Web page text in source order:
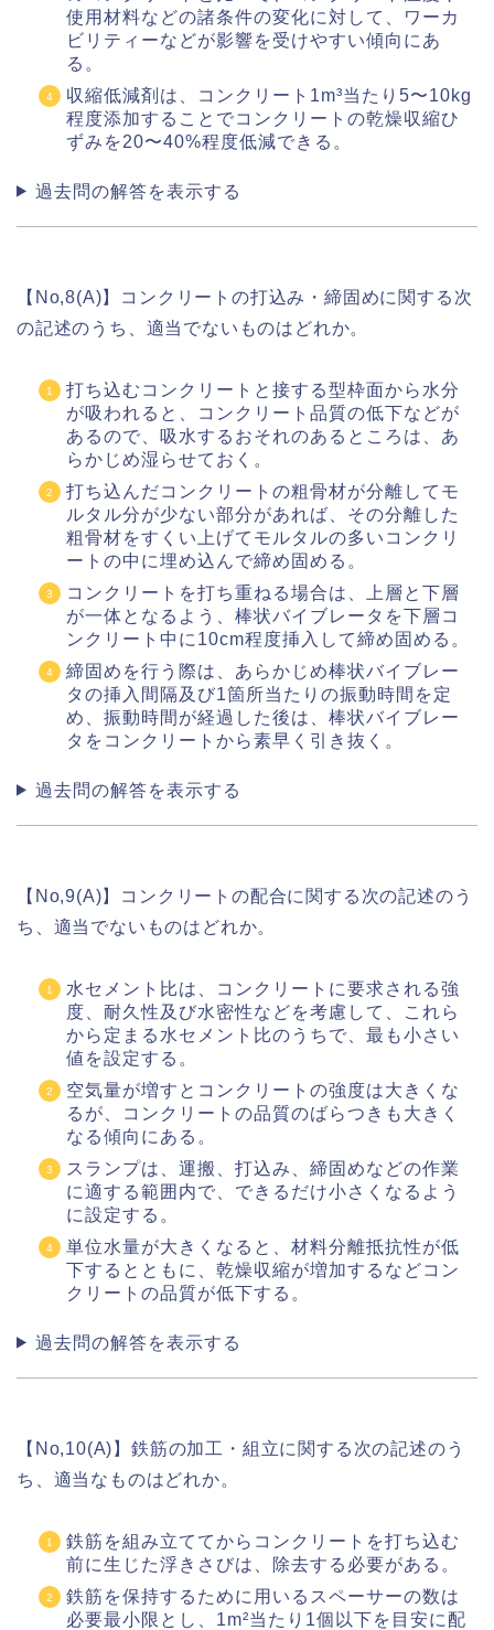
使用材料などの諸条件の変化に対して、ワーカ
ビリティーなどが影響を受けやすい傾向にあ
る。
収縮低減剤は、コンクリート1m³当たり5〜10kg
程度添加することでコンクリートの乾燥収縮ひ
ずみを20〜40%程度低減できる。
過去問の解答を表示する
【No,8(A)】コンクリートの打込み・締固めに関する次
の記述のうち、適当でないものはどれか。
打ち込むコンクリートと接する型枠面から水分
が吸われると、コンクリート品質の低下などが
あるので、吸水するおそれのあるところは、あ
らかじめ湿らせておく。
打ち込んだコンクリートの粗骨材が分離してモ
ルタル分が少ない部分があれば、その分離した
粗骨材をすくい上げてモルタルの多いコンクリ
ートの中に埋め込んで締め固める。
コンクリートを打ち重ねる場合は、上層と下層
が一体となるよう、棒状バイブレータを下層コ
ンクリート中に10cm程度挿入して締め固める。
締固めを行う際は、あらかじめ棒状バイブレー
タの挿入間隔及び1箇所当たりの振動時間を定
め、振動時間が経過した後は、棒状バイブレー
タをコンクリートから素早く引き抜く。
過去問の解答を表示する
【No,9(A)】コンクリートの配合に関する次の記述のう
ち、適当でないものはどれか。
水セメント比は、コンクリートに要求される強
度、耐久性及び水密性などを考慮して、これら
から定まる水セメント比のうちで、最も小さい
値を設定する。
空気量が増すとコンクリートの強度は大きくな
るが、コンクリートの品質のばらつきも大きく
なる傾向にある。
スランプは、運搬、打込み、締固めなどの作業
に適する範囲内で、できるだけ小さくなるよう
に設定する。
単位水量が大きくなると、材料分離抵抗性が低
下するとともに、乾燥収縮が増加するなどコン
クリートの品質が低下する。
過去問の解答を表示する
【No,10(A)】鉄筋の加工・組立に関する次の記述のう
ち、適当なものはどれか。
鉄筋を組み立ててからコンクリートを打ち込む
前に生じた浮きさびは、除去する必要がある。
鉄筋を保持するために用いるスペーサーの数は
必要最小限とし、1m²当たり1個以下を目安に配